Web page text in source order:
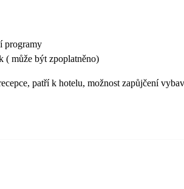
programy
( může být zpoplatněno)
patří k hotelu, možnost zapůjčení